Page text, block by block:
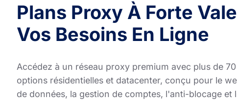
Plans Proxy À Forte
Vos Besoins En Ligne
Accédez à un réseau proxy premium avec plus de
options résidentielles et datacenter, conçu pour le
de données, la gestion de comptes, l'anti-blocage et